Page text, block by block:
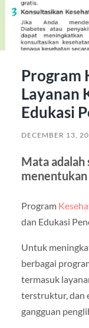
Program
Layanan
Edukasi
DECEMBER 13,
Mata adalah
Program
dan Edukasi
Untuk
berbagai
termasuk
terstruktur, dan
gangguan